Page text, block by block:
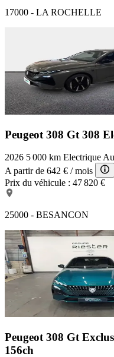
17000 - LA ROCHELLE
Peugeot 308 Gt 308
2026 5 000 km Electrique
A partir de 642 € / mois
Prix du véhicule : 47 820 €
25000 - BESANCON
Peugeot 308 Gt
156ch